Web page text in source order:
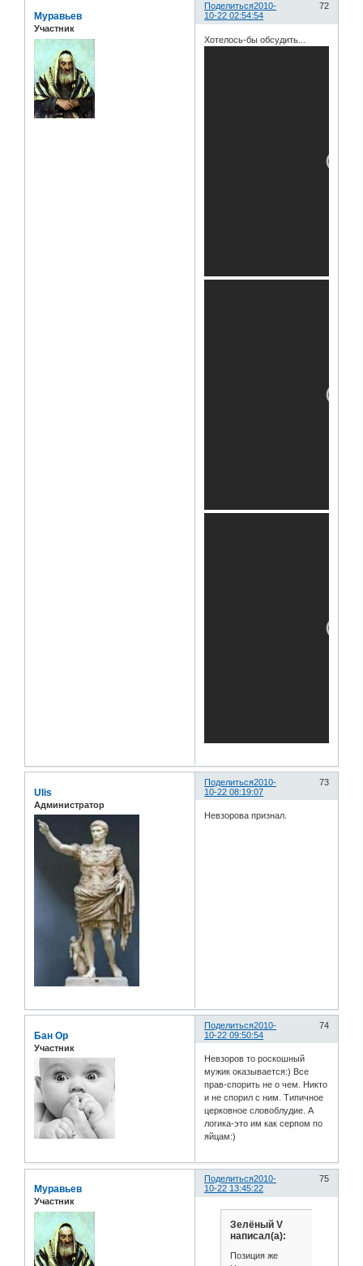
Поделиться 72
2010-
10-22 02:54:54
Муравьев
Участник
Хотелось-бы обсудить...
Поделиться 73
2010-
10-22 08:19:07
Ulis
Администратор
Невзорова признал.
Поделиться 74
2010-
10-22 09:50:54
Бан Ор
Участник
Невзоров то роскошный
мужик оказывается:) Все
прав-спорить не о чем. Никто
и не спорил с ним. Типичное
церковное словоблудие. А
логика-это им как серпом по
яйцам:)
Поделиться 75
2010-
10-22 13:45:22
Муравьев
Участник
Зелёный V
написал(а):
Позиция же